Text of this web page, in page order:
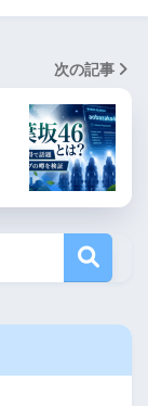
次の記事